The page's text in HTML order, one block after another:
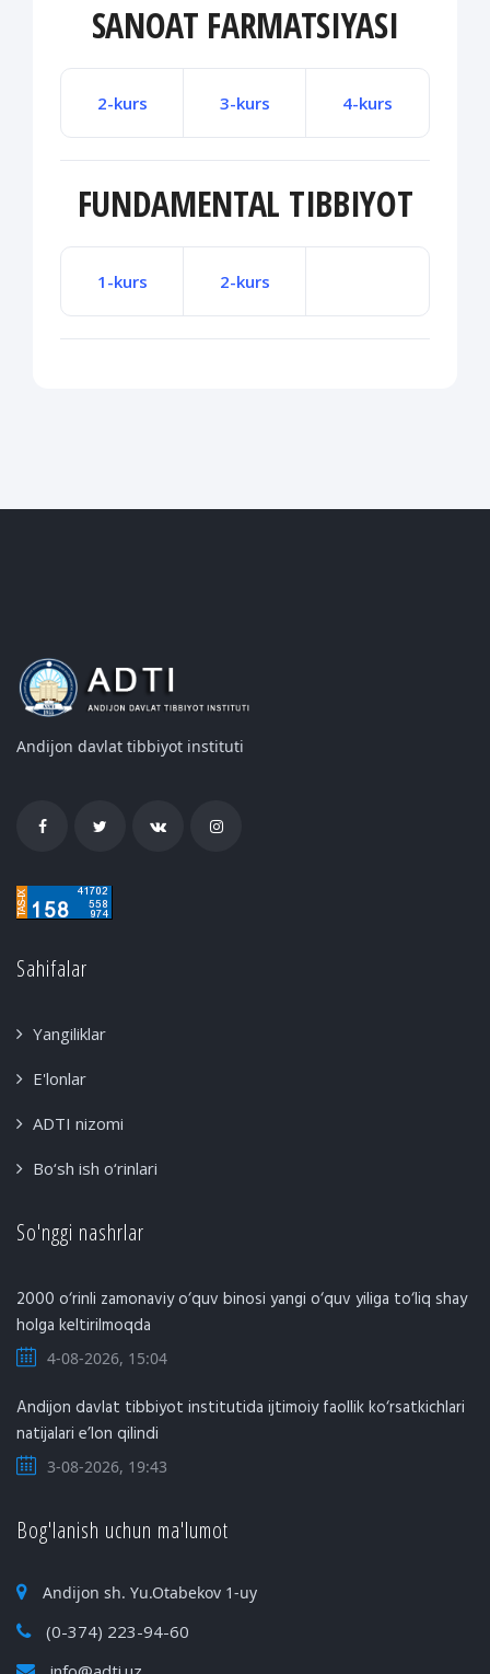
SANOAT FARMATSIYASI
2-kurs 3-kurs 4-kurs
FUNDAMENTAL TIBBIYOT
1-kurs 2-kurs
Andijon davlat tibbiyot instituti
Sahifalar
Yangiliklar
E'lonlar
ADTI nizomi
Bo‘sh ish o‘rinlari
So'nggi nashrlar
2000 o‘rinli zamonaviy o‘quv binosi yangi o‘quv yiliga to‘liq shay
holga keltirilmoqda
4-08-2026, 15:04
Andijon davlat tibbiyot institutida ijtimoiy faollik ko‘rsatkichlari
natijalari e’lon qilindi
3-08-2026, 19:43
Bog'lanish uchun ma'lumot
Andijon sh. Yu.Otabekov 1-uy
(0-374) 223-94-60